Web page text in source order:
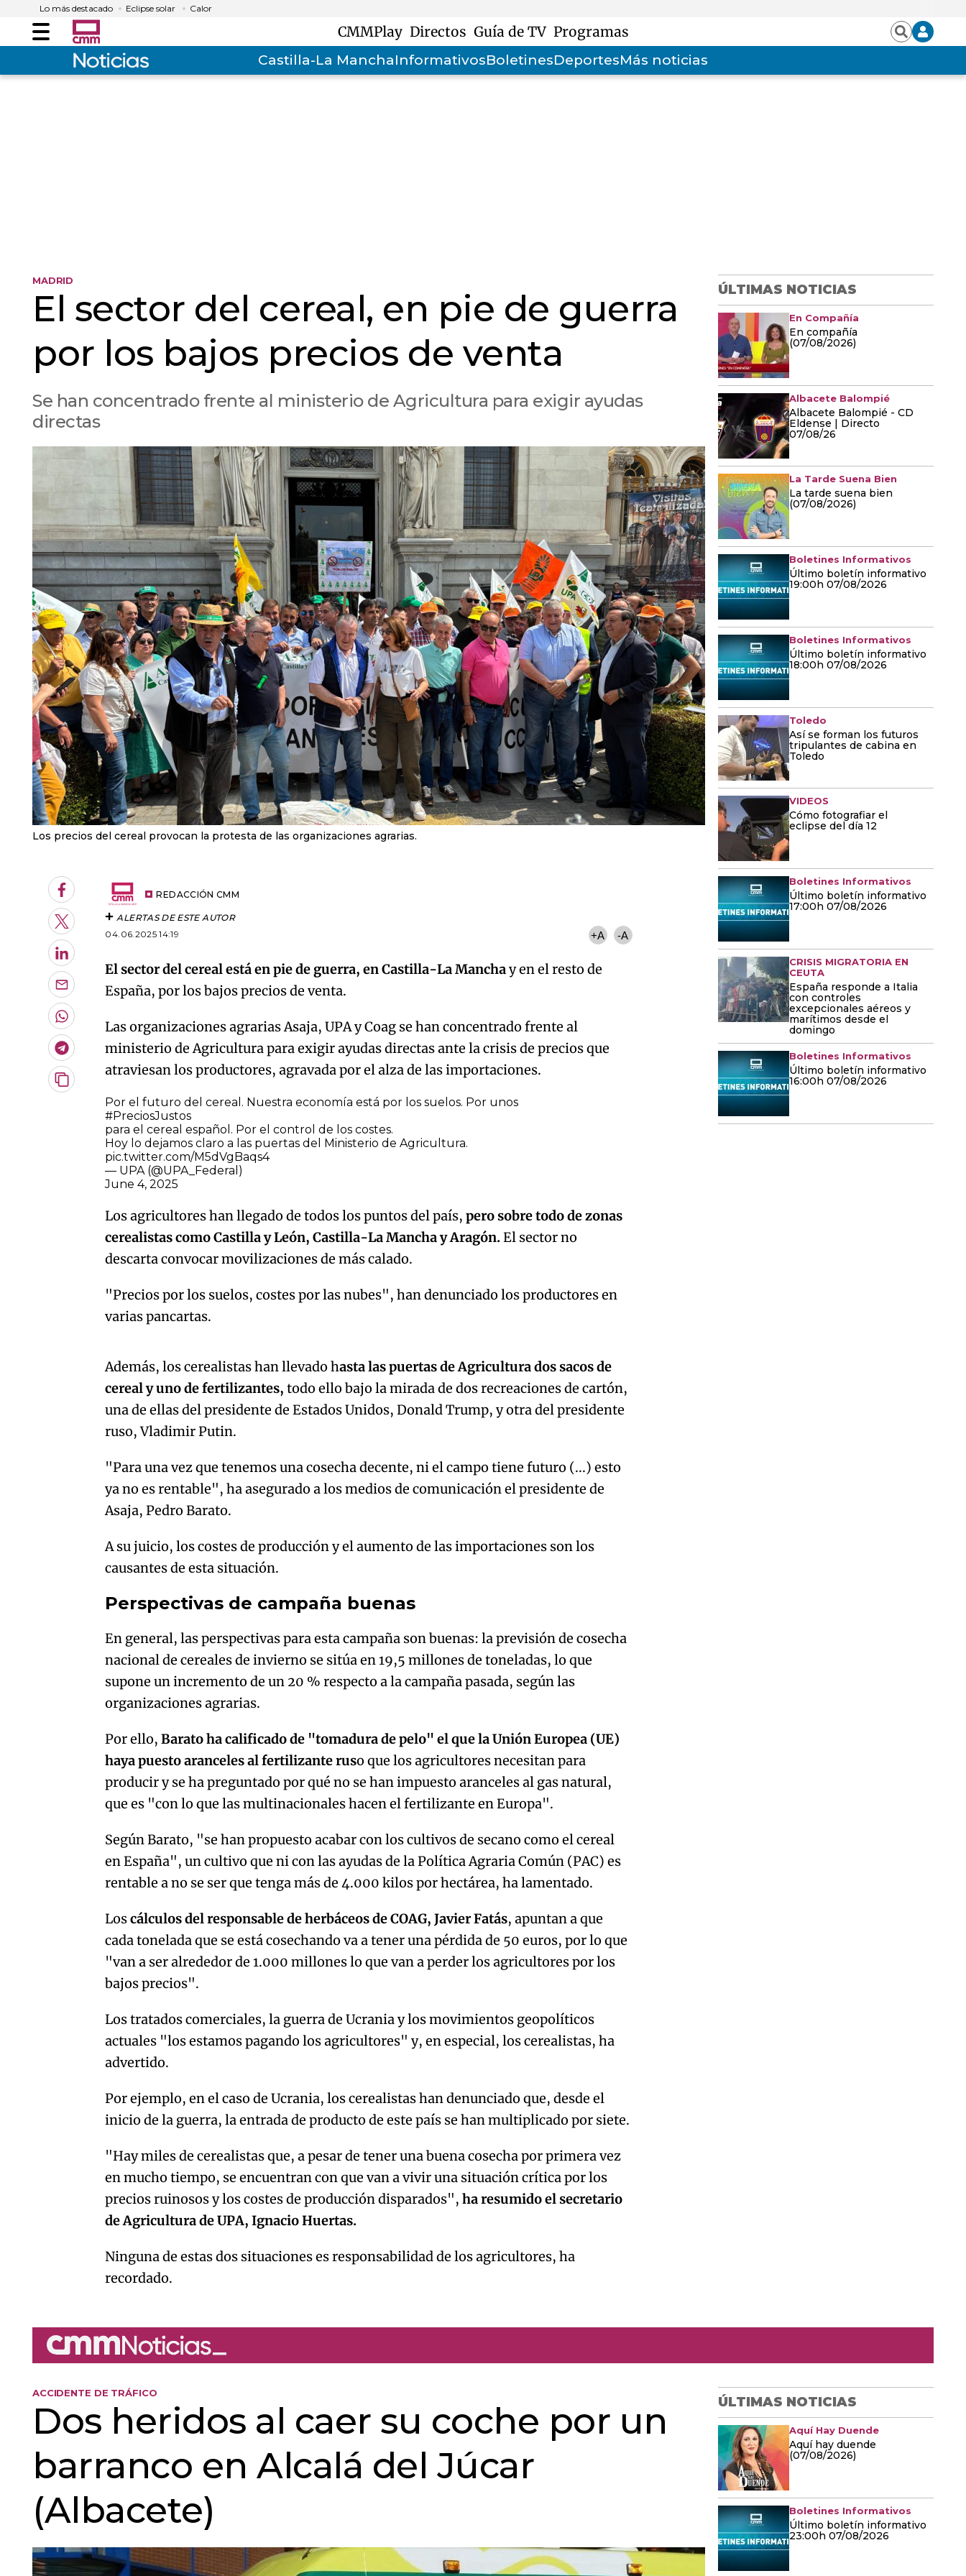
Lo más destacado Eclipse solar Calor
Menú CMMPlay Directos Guía de TV Programas BuscarIniciar
sesión
Castilla-La ManchaInformativosBoletinesDeportesMás noticias
MADRID
El sector del cereal, en pie de guerra
por los bajos precios de venta
Se han concentrado frente al ministerio de Agricultura para exigir ayudas
directas
Los precios del cereal provocan la protesta de las organizaciones agrarias.
Facebook
Twitter
LinkedIn
Enviar
por
Email
Whatsapp
Telegram
Copiar
artículo
REDACCIÓN CMM
ALERTAS DE ESTE AUTOR
04.06.2025 14:19
+A -A
El sector del cereal está en pie de guerra, en Castilla-La Manchay en el resto de
España, por los bajos precios de venta.
Las organizaciones agrarias Asaja, UPA y Coag se han concentrado frente al
ministerio de Agricultura para exigir ayudas directas ante la crisis de precios que
atraviesan los productores, agravada por el alza de las importaciones.
Por el futuro del cereal. Nuestra economía está por los suelos. Por unos
#PreciosJustos
para el cereal español. Por el control de los costes.
Hoy lo dejamos claro a las puertas del Ministerio de Agricultura.
pic.twitter.com/M5dVgBaqs4
— UPA (@UPA_Federal)
June 4, 2025
Los agricultores han llegado de todos los puntos del país,pero sobre todo de zonas
cerealistas como Castilla y León, Castilla-La Mancha y Aragón.El sector no
descarta convocar movilizaciones de más calado.
"Precios por los suelos, costes por las nubes", han denunciado los productores en
varias pancartas.
Try again
Además, los cerealistas han llevado hasta las puertas de Agricultura dos sacos de
cereal y uno de fertilizantes, todo ello bajo la mirada de dos recreaciones de cartón,
una de ellas del presidente de Estados Unidos, Donald Trump, y otra del presidente
ruso, Vladimir Putin.
"Para una vez que tenemos una cosecha decente, ni el campo tiene futuro (...) esto
ya no es rentable", ha asegurado a los medios de comunicación el presidente de
Asaja, Pedro Barato.
A su juicio, los costes de producción y el aumento de las importaciones son los
causantes de esta situación.
Perspectivas de campaña buenas
En general, las perspectivas para esta campaña son buenas: la previsión de cosecha
nacional de cereales de invierno se sitúa en 19,5 millones de toneladas, lo que
supone un incremento de un 20 % respecto a la campaña pasada, según las
organizaciones agrarias.
Por ello, Barato ha calificado de "tomadura de pelo" el que la Unión Europea (UE)
haya puesto aranceles al fertilizante ruso que los agricultores necesitan para
producir y se ha preguntado por qué no se han impuesto aranceles al gas natural,
que es "con lo que las multinacionales hacen el fertilizante en Europa".
Según Barato, "se han propuesto acabar con los cultivos de secano como el cereal
en España", un cultivo que ni con las ayudas de la Política Agraria Común (PAC) es
rentable a no se ser que tenga más de 4.000 kilos por hectárea, ha lamentado.
Loscálculos del responsable de herbáceos de COAG, Javier Fatás, apuntan a que
cada tonelada que se está cosechando va a tener una pérdida de 50 euros, por lo que
"van a ser alrededor de 1.000 millones lo que van a perder los agricultores por los
bajos precios".
Los tratados comerciales, la guerra de Ucrania y los movimientos geopolíticos
actuales "los estamos pagando los agricultores" y, en especial, los cerealistas, ha
advertido.
Por ejemplo, en el caso de Ucrania, los cerealistas han denunciado que, desde el
inicio de la guerra, la entrada de producto de este país se han multiplicado por siete.
"Hay miles de cerealistas que, a pesar de tener una buena cosecha por primera vez
en mucho tiempo, se encuentran con que van a vivir una situación crítica por los
precios ruinosos y los costes de producción disparados",ha resumido el secretario
de Agricultura de UPA, Ignacio Huertas.
Ninguna de estas dos situaciones es responsabilidad de los agricultores, ha
recordado.
ÚLTIMAS NOTICIAS
En Compañía
En compañía
(07/08/2026)
Albacete Balompié
Albacete Balompié - CD
Eldense | Directo
07/08/26
La Tarde Suena Bien
La tarde suena bien
(07/08/2026)
Boletines Informativos
Último boletín informativo
19:00h 07/08/2026
Boletines Informativos
Último boletín informativo
18:00h 07/08/2026
Toledo
Así se forman los futuros
tripulantes de cabina en
Toledo
VIDEOS
Cómo fotografiar el
eclipse del día 12
Boletines Informativos
Último boletín informativo
17:00h 07/08/2026
CRISIS MIGRATORIA EN
CEUTA
España responde a Italia
con controles
excepcionales aéreos y
marítimos desde el
domingo
Boletines Informativos
Último boletín informativo
16:00h 07/08/2026
ACCIDENTE DE TRÁFICO
Dos heridos al caer su coche por un
barranco en Alcalá del Júcar
(Albacete)
ÚLTIMAS NOTICIAS
Aquí Hay Duende
Aquí hay duende
(07/08/2026)
Boletines Informativos
Último boletín informativo
23:00h 07/08/2026